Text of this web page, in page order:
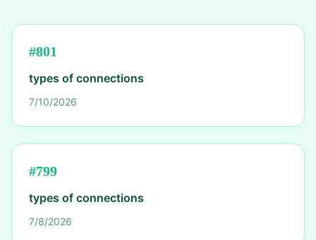
#801
types of connections
7/10/2026
#799
types of connections
7/8/2026